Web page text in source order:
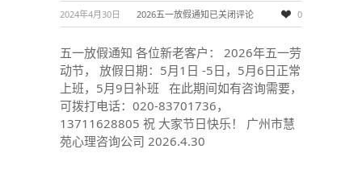
2024年4月30日 2026五一放假通知已关闭评论 0
五一放假通知 各位新老客户： 2026年五一劳
动节， 放假日期：5月1日 -5日，5月6日正常
上班，5月9日补班 在此期间如有咨询需要，
可拨打电话：020-83701736，
13711628805 祝 大家节日快乐！ 广州市慧
苑心理咨询公司 2026.4.30